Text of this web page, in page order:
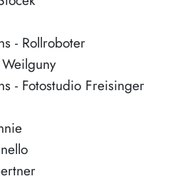
- Rollroboter
- Fotostudio Freisinger